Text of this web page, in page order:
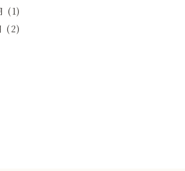
(1)
(2)